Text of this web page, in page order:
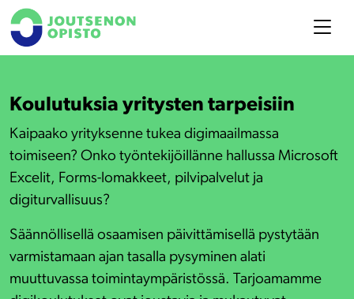
Koulutuksia yritysten tarpeisiin
Kaipaako yrityksenne tukea digimaailmassa
toimiseen? Onko työntekijöillänne hallussa Microsoft
Excelit, Forms-lomakkeet, pilvipalvelut ja
digiturvallisuus?
Säännöllisellä osaamisen päivittämisellä pystytään
varmistamaan ajan tasalla pysyminen alati
muuttuvassa toimintaympäristössä. Tarjoamamme